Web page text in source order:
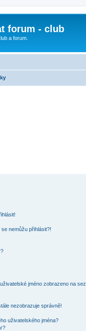
forum - club
a forum.
nemůžu přihlásit?!
jméno zobrazeno na
nezobrazuje správně!
uživatelského jména?